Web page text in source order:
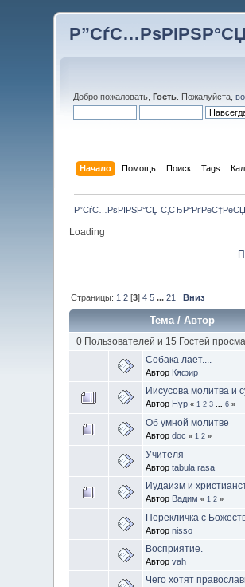
Добро пожаловать,Гость . Пожалуйста,
Начало Помощь Поиск Tags
Р”СѓС…РѕРІРЅР°СЏ
Loading
Страницы: 1 2 [3]4 5 ...21 Вниз
Тема/Автор
0 Пользователей и 15 Гостей
Собака лает....
Автор Кяфир
Иисусова молитва и
Автор Нур «1 2 3 ...6 »
Об умной молитве
Авторdoc «1 2 »
Учителя
Авторtabula rasa
Иудаизм и
Автор Вадим «1 2 »
Перекличка с
Авторnisso
Восприятие.
Авторvah
Чего хотят